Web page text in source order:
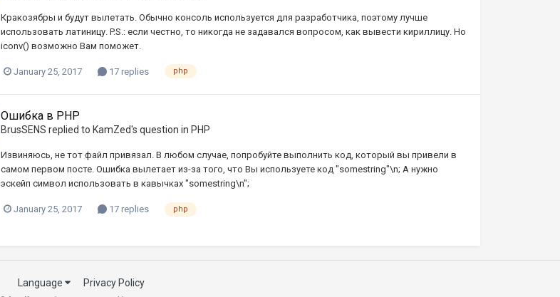
Кракозябры и будут вылетать. Обычно консоль используется для разработчика, поэтому лучше
использовать латиницу. P.S.: если честно, то никогда не задавался вопросом, как вывести кириллицу. Но
iconv() возможно Вам поможет.
January 25, 2017 17 replies php
Ошибка в PHP
BrusSENS replied to KamZed's question in PHP
Извиняюсь, не тот файл привязал. В любом случае, попробуйте выполнить код, который вы привели в
самом первом посте. Ошибка вылетает из-за того, что Вы используете код "somestring"\n; А нужно
эскейп символ использовать в кавычках "somestring\n";
January 25, 2017 17 replies php
Language Privacy Policy